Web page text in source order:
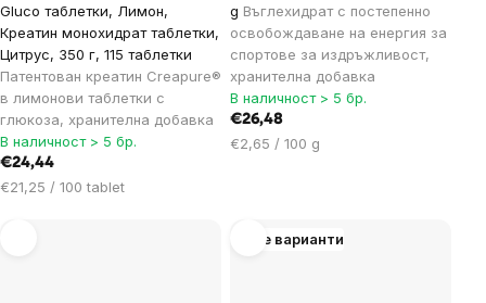
Gluco таблетки, Лимон,
Креатин монохидрат таблетки,
Цитрус, 350 г, 115 таблетки
Патентован креатин Creapure®
в лимонови таблетки с
глюкоза, хранителна добавка
В наличност > 5 бр.
€24,44
Цена
€21,25 / 100 tablet
g Въглехидрат с постепенно
освобождаване на енергия за
спортове за издръжливост,
хранителна добавка
В наличност > 5 бр.
€26,48
Цена
€2,65 / 100 g
Още варианти